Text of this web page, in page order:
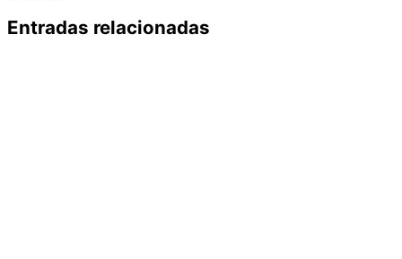
Entradas relacionadas